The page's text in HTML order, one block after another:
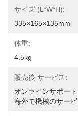
サイズ (L*W*H):
335×165×135mm
体重:
4.5kg
販売後 サービス:
オンラインサポー
海外で機械のサー